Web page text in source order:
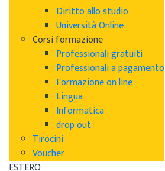
Diritto allo studio
Università Online
Corsi formazione
Professionali gratuiti
Professionali a pagamento
Formazione on line
Lingua
Informatica
drop out
Tirocini
Voucher
ESTERO